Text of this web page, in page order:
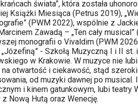
świata”, która została
Książki Miesiąca (Petrus 2019),
(PWM 2022), wspólnie z
Zawadą – „Ten cały musical”
monografii o Vivaldim (PWM
- Szkołą Muzyczną I i II st.
w Krakowie. W muzyce nie lubi
na otwartość i ciekawość, stąd
od muzyki dawnej po musical.
i kinem gatunkowym, lubi teatry
z Nową Hutą oraz Wenecję.